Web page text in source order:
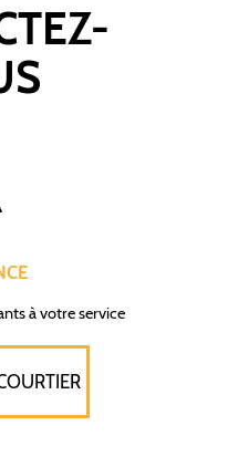
à votre service